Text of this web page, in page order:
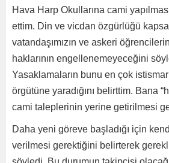
Hava Harp Okullarına cami
ettim. Din ve vicdan özgürlüğü
vatandaşımızın ve askeri
haklarının engellenemeyeceğini
Yasaklamaların bunu en çok
örgütüne yaradığını belirttim. Bana
cami taleplerinin yerine getirilmesi
Daha yeni göreve başladığı için
verilmesi gerektiğini belirterek gerekli